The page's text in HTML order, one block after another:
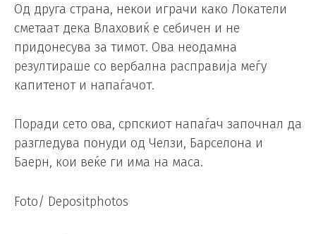
Од друга страна, некои играчи како Локатели
сметаат дека Влаховиќ е себичен и не
придонесува за тимот. Ова неодамна
резултираше со вербална расправија меѓу
капитенот и напаѓачот.
Поради сето ова, српскиот напаѓач започнал да
разгледува понуди од Челзи, Барселона и
Баерн, кои веќе ги има на маса.
Foto/ Depositphotos